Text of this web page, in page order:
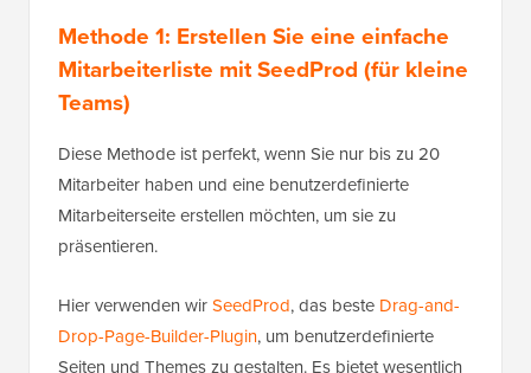
Methode 1: Erstellen Sie eine einfache
Mitarbeiterliste mit SeedProd (für kleine
Teams)
Diese Methode ist perfekt, wenn Sie nur bis zu 20
Mitarbeiter haben und eine benutzerdefinierte
Mitarbeiterseite erstellen möchten, um sie zu
präsentieren.
Hier verwenden wirSeedProd, das beste Drag-and-
Drop-Page-Builder-Plugin, um benutzerdefinierte
Seiten und Themes zu gestalten. Es bietet wesentlich